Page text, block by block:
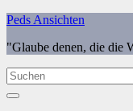
Zum
springen
Peds Ansichten
"Glaube denen, die die